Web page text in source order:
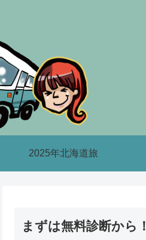
2025年北海道旅
まずは無料診断から！